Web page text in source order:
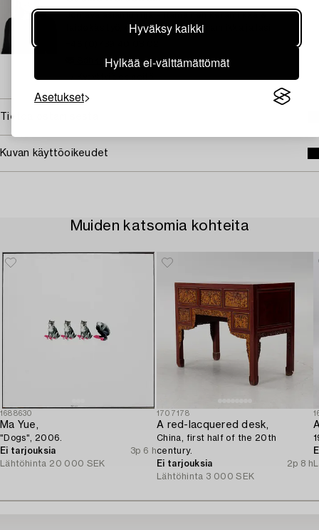
Hyväksy kaikki
Hylkää ei-välttämättömät
Asetukset
taidekäsityö, eurooppalainen keramiikka ja lasi
Sähköposti
Tietoa ostamisesta
Kuvan käyttöoikeudet
Muiden katsomia kohteita
1688630
Ma Yue,
"Dogs", 2006.
Ei tarjouksia
3p 6 h
Lähtöhinta 20 000 SEK
1707178
A red-lacquered desk,
China, first half of the 20th
century.
Ei tarjouksia
2p 8 h
Lähtöhinta 3 000 SEK